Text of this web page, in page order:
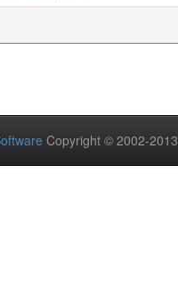
Copyright © 2002-2013